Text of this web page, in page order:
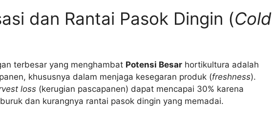
dan Rantai Pasok Dingin (Cold
terbesar yang menghambat Potensi Besar hortikultura adalah
khususnya dalam menjaga kesegaran produk (freshness).
loss (kerugian pascapanen) dapat mencapai 30% karena
dan kurangnya rantai pasok dingin yang memadai.